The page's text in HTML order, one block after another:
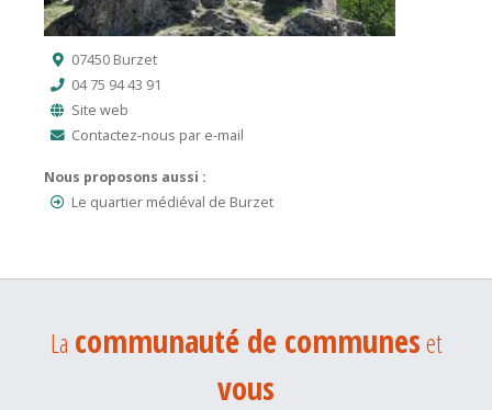
07450 Burzet
04 75 94 43 91
Site web
Contactez-nous par e-mail
Nous proposons aussi :
Le quartier médiéval de Burzet
La communauté de communeset
vous